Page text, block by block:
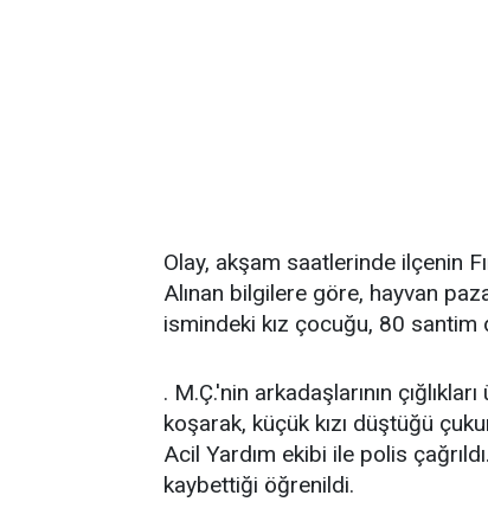
Olay, akşam saatlerinde ilçenin
Alınan bilgilere göre, hayvan
ismindeki kız çocuğu, 80
. M.Ç.'nin arkadaşlarının
koşarak, küçük kızı düştüğü
Acil Yardım ekibi ile polis
kaybettiği öğrenildi.